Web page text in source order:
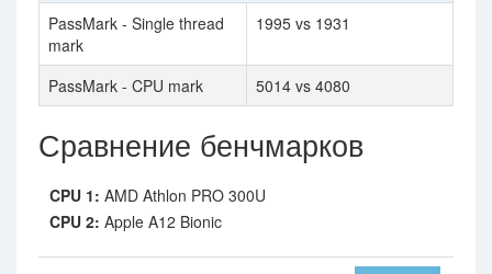
PassMark - Single thread
mark
1995 vs 1931
PassMark - CPU mark 5014 vs 4080
Сравнение бенчмарков
CPU 1: AMD Athlon PRO 300U
CPU 2: Apple A12 Bionic